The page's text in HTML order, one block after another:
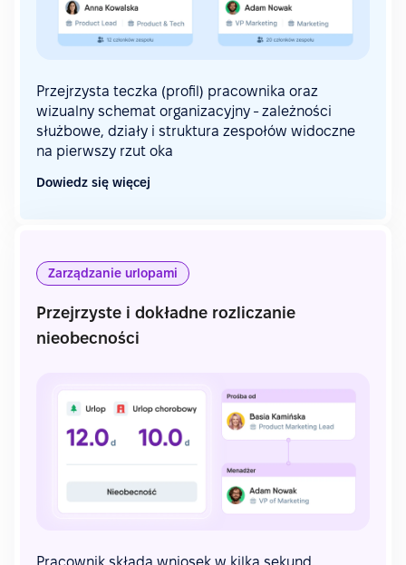
Przejrzysta teczka (profil) pracownika oraz
wizualny schemat organizacyjny - zależności
służbowe, działy i struktura zespołów widoczne
na pierwszy rzut oka
Dowiedz się więcej
Zarządzanie urlopami
Przejrzyste i dokładne rozliczanie
nieobecności
Pracownik składa wniosek w kilka sekund,